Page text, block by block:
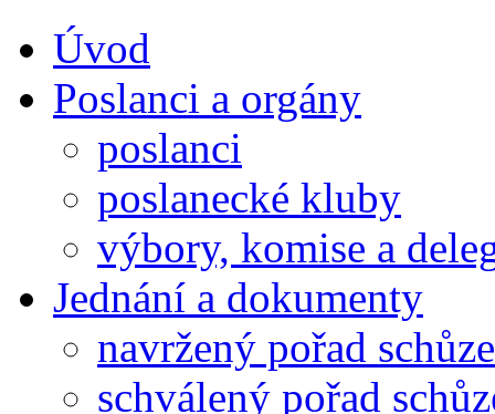
Úvod
Poslanci a orgány
poslanci
poslanecké kluby
výbory, komise a
Jednání a dokumenty
navržený pořad schůze
schválený pořad